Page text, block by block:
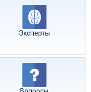
Эксперты